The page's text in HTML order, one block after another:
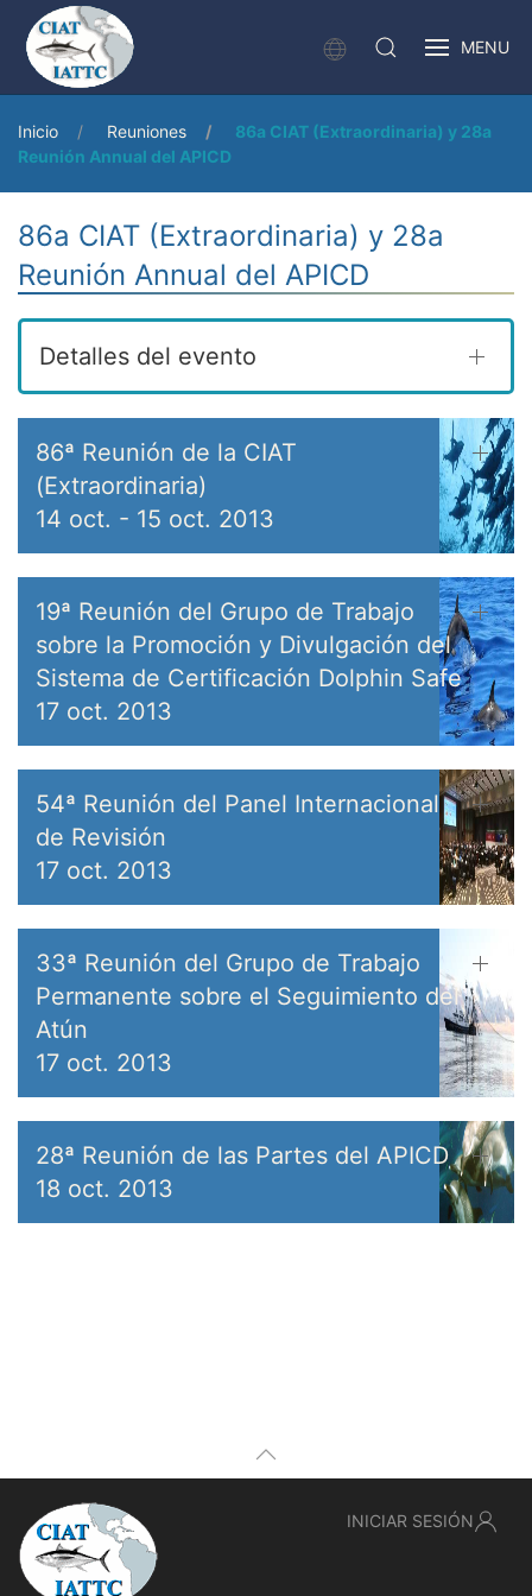
MENU
Inicio Reuniones
86a CIAT (Extraordinaria) y 28a
Reunión Annual del APICD
86a CIAT (Extraordinaria) y 28a
Reunión Annual del APICD
Detalles del evento
86ª Reunión de la CIAT
(Extraordinaria)
14 oct. - 15 oct. 2013
19ª Reunión del Grupo de Trabajo
sobre la Promoción y Divulgación del
Sistema de Certificación Dolphin Safe
17 oct. 2013
54ª Reunión del Panel Internacional
de Revisión
17 oct. 2013
33ª Reunión del Grupo de Trabajo
Permanente sobre el Seguimiento del
Atún
17 oct. 2013
28ª Reunión de las Partes del APICD
18 oct. 2013
INICIAR SESIÓN